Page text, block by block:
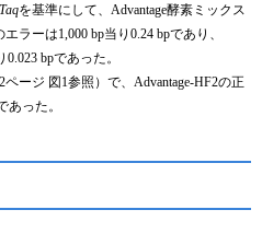
Taqを基準にして、Advantage酵素ミックス
ラーは1,000 bp当り0.24 bpであり、
bpであった。
ページ 図1参照）で、Advantage-HF2の正
った。